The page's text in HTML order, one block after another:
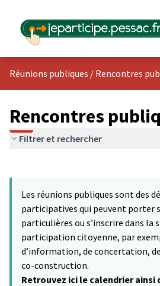
Réunions publiques / Rencontres
Rencontres
Filtrer et rechercher
−
Les réunions publiques sont des
participatives qui peuvent porter
particulières ou s’inscrire dans la
participation citoyenne, par
d’information, de concertation,
co-construction.
Retrouvez ici le calendrier ainsi